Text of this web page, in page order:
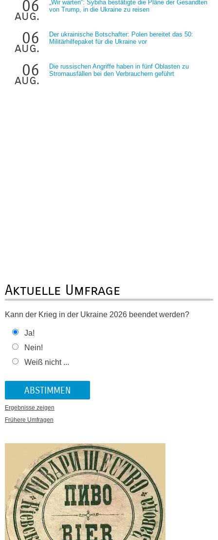
06
aug.
„Wir warten“: Sybiha bestätigte die Pläne der Gesandten
von Trump, in die Ukraine zu reisen
06
aug.
Der ukrainische Botschafter: Polen bereitet das 50:
Militärhilfepaket für die Ukraine vor
06
aug.
Die russischen Angriffe haben in fünf Oblasten zu
Stromausfällen bei den Verbrauchern geführt
Aktuelle Umfrage
Kann der Krieg in der Ukraine 2026 beendet werden?
Ja!
Nein!
Weiß nicht ...
Ergebnisse zeigen
Frühere Umfragen